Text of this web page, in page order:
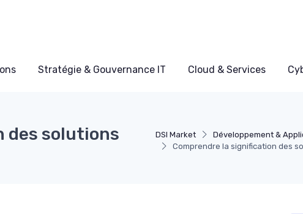
Stratégie & Gouvernance IT Cloud & Services
DSI Market Développement &
Comprendre la signification des
des solutions